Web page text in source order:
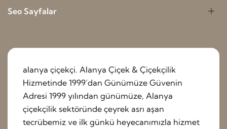
Seo Sayfalar
alanya çiçekçi. Alanya Çiçek & Çiçekçilik
Hizmetinde 1999’dan Günümüze Güvenin
Adresi 1999 yılından günümüze, Alanya
çiçekçilik sektöründe çeyrek asrı aşan
tecrübemiz ve ilk günkü heyecanımızla hizmet